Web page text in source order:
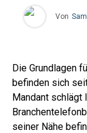
Von
Die Grundlagen
befinden sich
Mandant schlägt
seiner Nähe